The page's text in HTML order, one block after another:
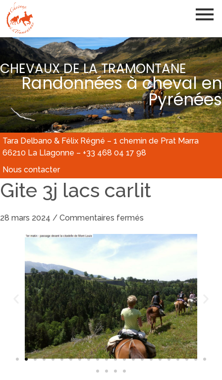
CHEVAUX DE LA TRAMONTANE
Randonnées à cheval en
Pyrénées
Tara Delbano & Félix Régné – 1 chemin de Prat Marra
66210 La Llagonne – +33 468 04 17 98
Nous contacter
Gite 3j lacs carlit
28 mars 2024 / Commentaires fermés